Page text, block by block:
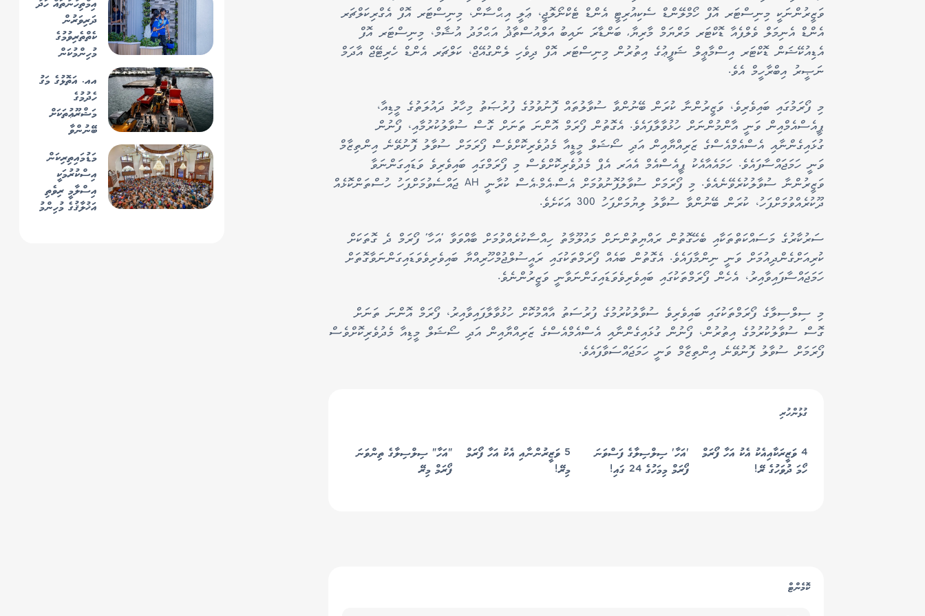
ވަޒީރުންނަކީ މިނިސްޓަރ އޮފް ހޯމްލޭންޑް ސެކިއުރިޓީ އެންޑް ޓެކްނޯލޮޖީ، ޢަލީ އިޙްސާން، މިނިސްޓަރ އޮފް އެގްރިކަލްޗަރ
އެންޑް އެނިމަލް ވެލްފެއާ ޑޮކްޓަރ މަރްޔަމް މާރިޔާ, ބަންޑާރަ ނައިބު އަލްއުސްތާޛު އަޙްމަދު އުޝާމް، މިނިސްޓަރ އޮފް
އެޑިއުކޭޝަން ޑޮކްޓަރ އިސްމާޢީލް ޝަފީޢުގެ އިތުރުން މިނިސްޓަރ އޮފް ދިވެހި ލެންގުއޭޖް، ކަލްޗަރ އެންޑް ހެރިޓޭޖް އާދަމް
ނަޞީރު އިބްރާހީމް އެވެ.
މި ފޯރަމުގައި ބައިވެރިވެ، ވަޒީރުންނާ ކުރަން ބޭނުންވާ ސުވާލުތައް ފޮނުވުމުގެ ފުރުޞަތު މިހާރު ދައުލަތުގެ މީޑިއާ،
ޕީއެސްއެމްއިން ވަނީ އާންމުންނަށް ހުޅުވާލާފައެވެ. އެގޮތުން ފޯރަމް އޮންނަ ތަނަށް ގޮސް ސުވާލުކުރުމާއި، ފޯނުން
ގުޅައިގެންނާއި އެސްއެމްއެސްގެ ޒަރިއްޔާއިން އަދި ސޯޝަލް މީޑީއާ މެދުވެރިކޮށްވެސް ފޯރަމަށް ސުވާލު ފޮނުވޭނެ އިންތިޒާމް
ވަނީ ހަމަޖައްސާފައެވެ. ހަމައެއާއެކު ޕީއެސްއެމް އެއަރ އެޕް މެދުވެރިކޮށްވެސް މި ފޯރަމްގައި ބައިވެރިވެ ވަޑައިގަންނަވާ
ވަޒީރުންނާ ސުވާލުކުރެވޭނެއެވެ. މި ފޯރަމަށް ސުވާލުފޮނުވުމަށް އެސް.އެމް.އެސް ކުރާނީ AH ޖައްސެވުމަށްފަހު ހުސްތަންކޮޅެއް
ދޫކުރެއްވުމަށްފަހު، ކުރަން ބޭނުންވާ ސުވާލު ލިޔުމަށްފަހު 300 އަކަށެވެ.
ސަރުކާރުގެ މަސައްކަތްތަކާއި ބެހޭގޮތުން ރައްޔިތުންނަށް މައުލޫމާތު ހިއްސާކުރެއްވުމަށް ބާއްވަވާ 'އަހާ' ފޯރަމް ދެ ގޮތަކަށް
ކުރިއަށްގެންދިއުމަށް ވަނީ ނިންމާފައެވެ. އެގޮތުން ބައެއް ފޯރަމްތަކުގައި ރައީސުލްޖުމްހޫރިއްޔާ ބައިވެރިވެވަޑައިގަންނަވާގޮތަށް
ހަމަޖައްސާފައިވާއިރު، އެހެން ފޯރަމްތަކުގައި ބައިވެރިވެވަޑައިގަންނަވާނީ ވަޒީރުންނެވެ.
މި ސިލްސިލާގެ ފޯރަމްތަކުގައި ބައިވެރިވެ ސުވާލުކުރުމުގެ ފުރުސަތު އާއްމުކޮށް ހުޅުވާލާފައިވާއިރު، ފޯރަމް އޮންނަ ތަނަށް
ގޮސް ސުވާލުކުރުމުގެ އިތުރުން، ފޯނުން ގުޅައިގެންނާއި އެސްއެމްއެސްގެ ޒަރިއްޔާއިން އަދި ސޯޝަލް މީޑިއާ މެދުވެރިކޮށްވެސް
ފޯރަމަށް ސުވާލު ފޮނުވޭނެ އިންތިޒާމް ވަނީ ހަމަޖައްސަވާފައެވެ.
ކޮމެންޓް
ގުޅުންހުރި
4 ވަޒީރަކާއިއެކު އެކު އަހާ ފޯރަމް
ހޯމަ ދުވަހުގެ ރޭ!
'އަހާ' ސިލްސިލާގެ ފަސްވަނަ
ފޯރަމް މިމަހުގެ 24 ގައި!
5 ވަޒީރުންނާއި އެކު އަހާ ފޯރަމް
މިރޭ!
"އަހާ" ސިލްސިލާގެ ތިންވަނަ
ފޯރަމް މިރޭ
ކަމަށް ސްޓެލްކޯއިން
ހާމަކޮށްފި
އިމްތިހާނުތައް ހަދާ
ދަރިވަރުން
ކެތްތެރިވުމުގެ
މުހިންމުކަން
އއ. އަތޮޅުގެ މަގު
ހެދުމުގެ
މަޝްރޫޢުތަކަށް
ބޭނުންވާ
އާރުޑީސީން
ފޮނުވަން ފަށައިފި
މަޑުމައިތިރިކަން
އިސްކުރުމަކީ
އިސްލާމީ ރިވެތި
އަޚުލާޤުގެ މުހިންމު